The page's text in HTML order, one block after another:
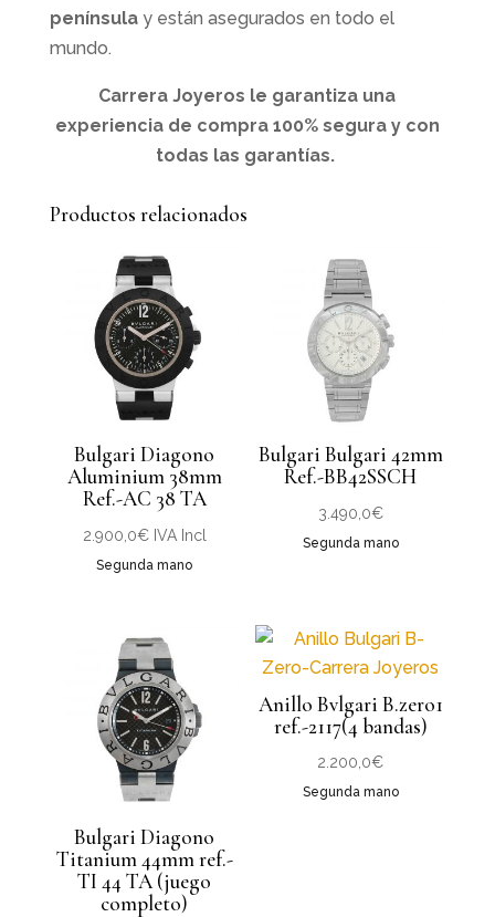
península y están asegurados en todo el
mundo.
Carrera Joyeros le garantiza una
experiencia de compra 100% segura y con
todas las garantías.
Productos relacionados
Bulgari Diagono
Aluminium 38mm
Ref.-AC 38 TA
2.900,0€ IVA Incl
Segunda mano
Bulgari Bulgari 42mm
Ref.-BB42SSCH
3.490,0€
Segunda mano
Bulgari Diagono
Titanium 44mm ref.-
TI 44 TA (juego
completo)
Anillo Bvlgari B.zero1
ref.-2117(4 bandas)
2.200,0€
Segunda mano